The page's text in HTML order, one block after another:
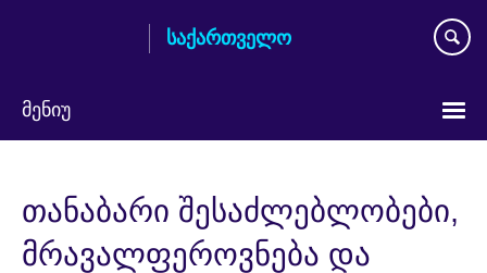
საქართველო
მენიუ
თანაბარი შესაძლებლობები,
მრავალფეროვნება და